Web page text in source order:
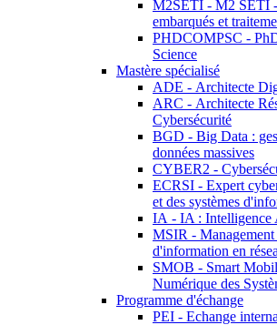
M2SETI - M2 SETI -
embarqués et
PHDCOMPSC -
Science
Mastère spécialisé
ADE - Architecte
ARC - Architecte
Cybersécurité
BGD - Big Data :
données massives
CYBER2 -
ECRSI - Expert
et des systèmes
IA - IA : Intelligence
MSIR - Management
d'information en
SMOB - Smart
Numérique des
Programme d'échange
PEI - Echange